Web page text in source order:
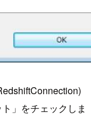
」をチェックしま